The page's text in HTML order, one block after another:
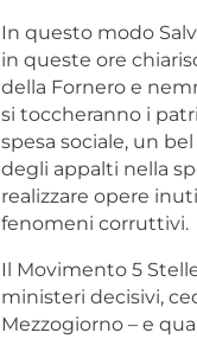
In questo modo
in queste ore
della Fornero e
si toccheranno i
spesa sociale, un
degli appalti nella
realizzare opere
fenomeni corruttivi.
Il Movimento 5
ministeri decisivi,
Mezzogiorno – e